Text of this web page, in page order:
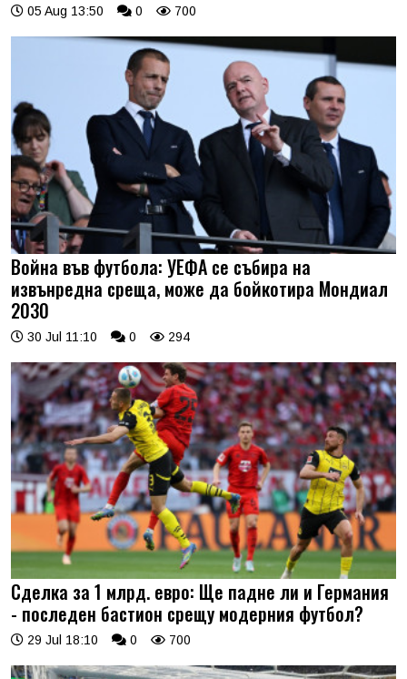
05 Aug 13:50 0 700
Война във футбола: УЕФА се събира на
извънредна среща, може да бойкотира Мондиал
2030
30 Jul 11:10 0 294
Сделка за 1 млрд. евро: Ще падне ли и Германия
- последен бастион срещу модерния футбол?
29 Jul 18:10 0 700